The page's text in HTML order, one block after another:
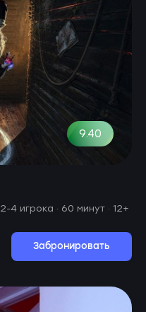
9.40
2-4 игрока · 60 минут · 12+
Забронировать